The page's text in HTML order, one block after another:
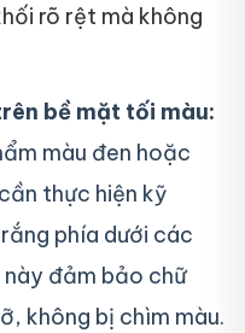
rõ rệt mà không
bề mặt tối màu:
màu đen hoặc
thực hiện kỹ
phía dưới các
này đảm bảo chữ
không bị chìm màu.